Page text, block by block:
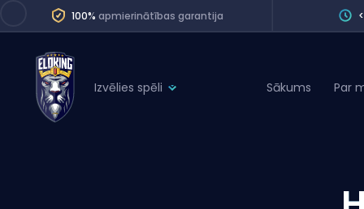
100% apmierinātības garantija
Izvēlies spēli
Division
Sākums Par